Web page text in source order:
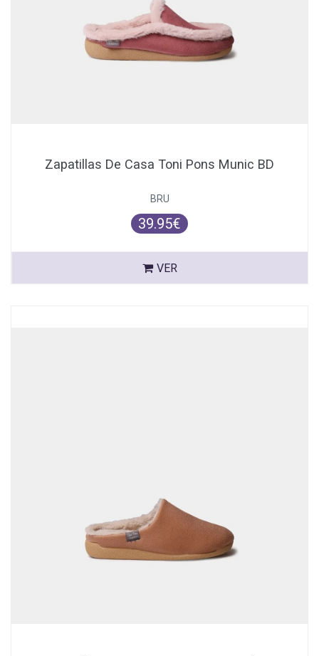
Zapatillas De Casa Toni Pons Munic BD
BRU
39.95€
VER